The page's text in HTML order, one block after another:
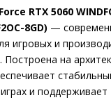
RTX 5060
8GD) —
игровых и
Построена на
играх и поддерживает